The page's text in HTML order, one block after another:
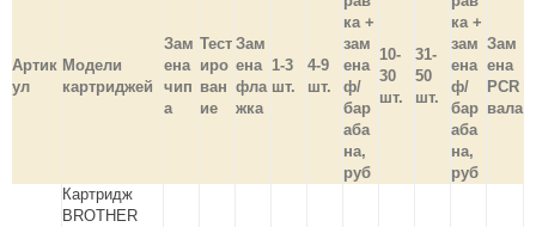
Артик
ул
Модели
картриджей
Зам
ена
чип
а
Тест
иро
ван
ие
Зам
ена
фла
жка
1-3
шт.
4-9
шт.
ка +
зам
ена
ф/
бар
аба
на,
руб
10-
30
шт.
31-
50
шт.
ка +
зам
ена
ф/
бар
аба
на,
руб
Зам
ена
PCR
вала
Картридж
BROTHER